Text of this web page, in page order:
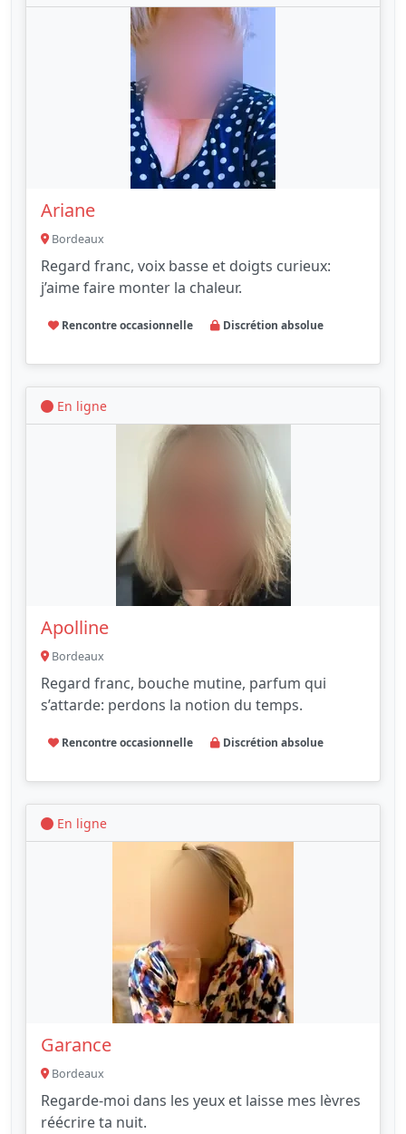
Ariane
Bordeaux
Regard franc, voix basse et doigts curieux:
j’aime faire monter la chaleur.
Rencontre occasionnelle Discrétion absolue
En ligne
Apolline
Bordeaux
Regard franc, bouche mutine, parfum qui
s’attarde: perdons la notion du temps.
Rencontre occasionnelle Discrétion absolue
En ligne
Garance
Bordeaux
Regarde-moi dans les yeux et laisse mes lèvres
réécrire ta nuit.